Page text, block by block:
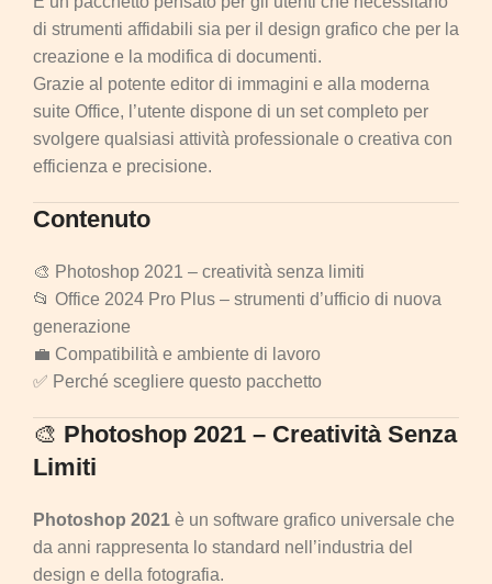
di strumenti affidabili sia per il design grafico che per la
creazione e la modifica di documenti.
Grazie al potente editor di immagini e alla moderna
suite Office, l’utente dispone di un set completo per
svolgere qualsiasi attività professionale o creativa con
efficienza e precisione.
Contenuto
🎨 Photoshop 2021 – creatività senza limiti
📂 Office 2024 Pro Plus – strumenti d’ufficio di nuova
generazione
💼 Compatibilità e ambiente di lavoro
✅ Perché scegliere questo pacchetto
🎨 Photoshop 2021 – Creatività Senza
Limiti
Photoshop 2021 è un software grafico universale che
da anni rappresenta lo standard nell’industria del
design e della fotografia.